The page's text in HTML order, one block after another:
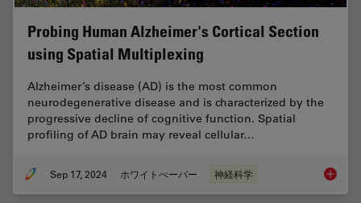
Probing Human Alzheimer's Cortical Section
using Spatial Multiplexing
Alzheimer’s disease (AD) is the most common
neurodegenerative disease and is characterized by the
progressive decline of cognitive function. Spatial
profiling of AD brain may reveal cellular…
Sep 17, 2024 ホワイトぺーパー 神経科学